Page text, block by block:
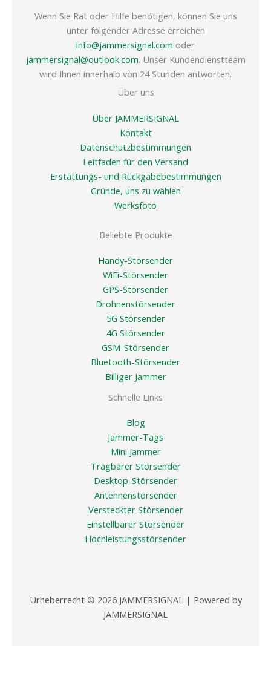
Wenn Sie Rat oder Hilfe benötigen, können Sie uns
unter folgender Adresse erreichen
info@jammersignal.com oder
jammersignal@outlook.com. Unser Kundendienstteam
wird Ihnen innerhalb von 24 Stunden antworten.
Über uns
Über JAMMERSIGNAL
Kontakt
Datenschutzbestimmungen
Leitfaden für den Versand
Erstattungs- und Rückgabebestimmungen
Gründe, uns zu wählen
Werksfoto
Beliebte Produkte
Handy-Störsender
WiFi-Störsender
GPS-Störsender
Drohnenstörsender
5G Störsender
4G Störsender
GSM-Störsender
Bluetooth-Störsender
Billiger Jammer
Schnelle Links
Blog
Jammer-Tags
Mini Jammer
Tragbarer Störsender
Desktop-Störsender
Antennenstörsender
Versteckter Störsender
Einstellbarer Störsender
Hochleistungsstörsender
Urheberrecht © 2026 JAMMERSIGNAL | Powered by
JAMMERSIGNAL